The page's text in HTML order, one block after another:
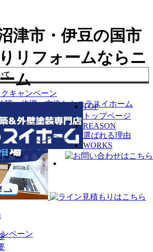
津市・伊豆の国市
リフォームならニ
ム
TOP
トップページ
REASON
選ばれる理由
WORKS
ペーン
て